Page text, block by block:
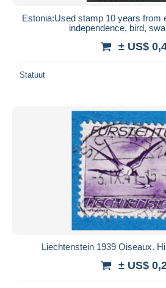
Estonia:Used stamp 10 years from
independence, bird,
± US$
Statuut
Liechtenstein 1939 Oiseaux.
± US$